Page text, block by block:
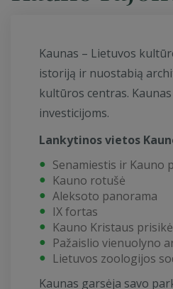
Kaunas – Lietuvos
istoriją ir nuostabią
kultūros centras.
investicijoms.
Lankytinos vietos
Senamiestis ir Kauno
Kauno rotušė
Aleksoto panorama
IX fortas
Kauno Kristaus
Pažaislio vienuolyno
Lietuvos zoologijos
Kaunas garsėja savo